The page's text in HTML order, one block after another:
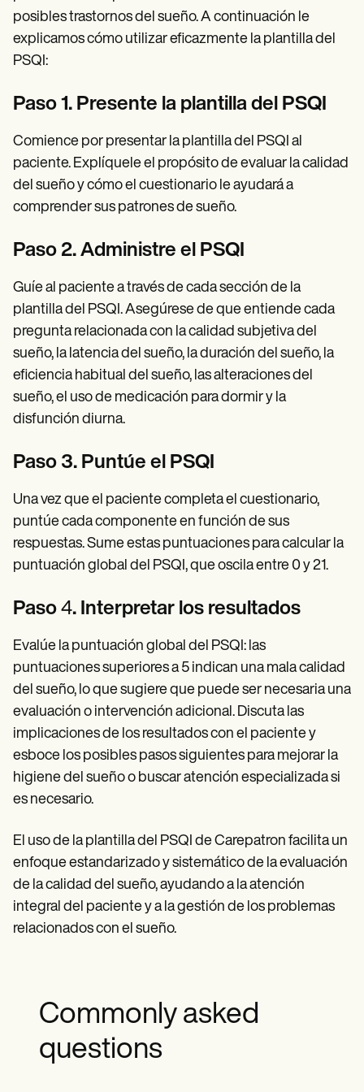
posibles trastornos del sueño. A continuación le
explicamos cómo utilizar eficazmente la plantilla del
PSQI:
Paso 1. Presente la plantilla del PSQI
Comience por presentar la plantilla del PSQI al
paciente. Explíquele el propósito de evaluar la calidad
del sueño y cómo el cuestionario le ayudará a
comprender sus patrones de sueño.
Paso 2. Administre el PSQI
Guíe al paciente a través de cada sección de la
plantilla del PSQI. Asegúrese de que entiende cada
pregunta relacionada con la calidad subjetiva del
sueño, la latencia del sueño, la duración del sueño, la
eficiencia habitual del sueño, las alteraciones del
sueño, el uso de medicación para dormir y la
disfunción diurna.
Paso 3. Puntúe el PSQI
Una vez que el paciente completa el cuestionario,
puntúe cada componente en función de sus
respuestas. Sume estas puntuaciones para calcular la
puntuación global del PSQI, que oscila entre 0 y 21.
Paso 4. Interpretar los resultados
Evalúe la puntuación global del PSQI: las
puntuaciones superiores a 5 indican una mala calidad
del sueño, lo que sugiere que puede ser necesaria una
evaluación o intervención adicional. Discuta las
implicaciones de los resultados con el paciente y
esboce los posibles pasos siguientes para mejorar la
higiene del sueño o buscar atención especializada si
es necesario.
El uso de la plantilla del PSQI de Carepatron facilita un
enfoque estandarizado y sistemático de la evaluación
de la calidad del sueño, ayudando a la atención
integral del paciente y a la gestión de los problemas
relacionados con el sueño.
Commonly asked
questions